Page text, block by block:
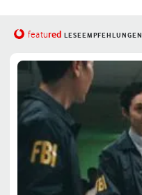
featured LESEEMPFEHLUNGEN